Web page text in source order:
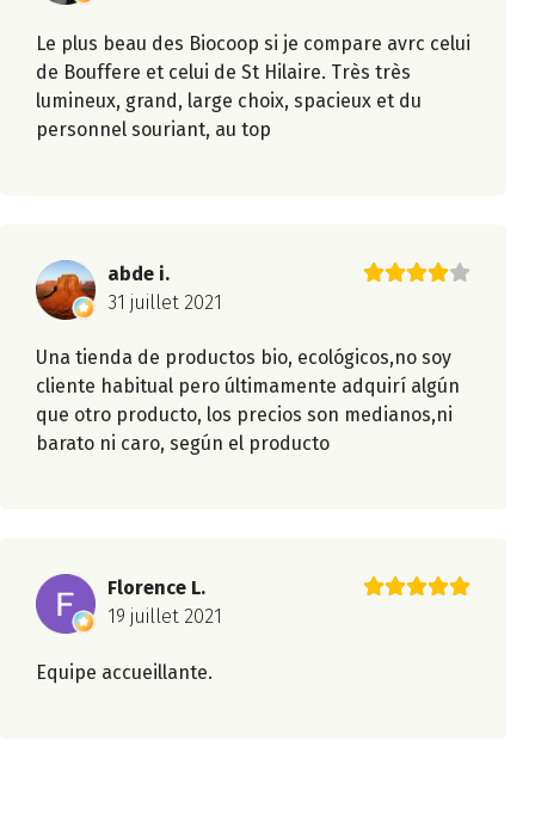
Le plus beau des Biocoop si je compare avrc celui
de Bouffere et celui de St Hilaire. Très très
lumineux, grand, large choix, spacieux et du
personnel souriant, au top
abde i.
31 juillet 2021
Una tienda de productos bio, ecológicos,no soy
cliente habitual pero últimamente adquirí algún
que otro producto, los precios son medianos,ni
barato ni caro, según el producto
Florence L.
19 juillet 2021
Equipe accueillante.